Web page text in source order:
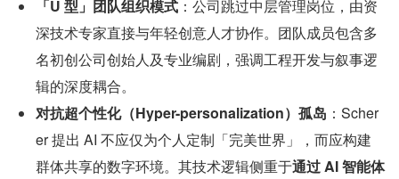
「U 型」团队组织模式 ：公司跳过中层管理岗位，由资
深技术专家直接与年轻创意人才协作。团队成员包含多
名初创公司创始人及专业编剧，强调工程开发与叙事逻
辑的深度耦合。
对抗超个性化（Hyper-personalization）孤岛 ：Scher
er 提出 AI 不应仅为个人定制「完美世界」，而应构建
群体共享的数字环境。其技术逻辑侧重于通过 AI 智能体